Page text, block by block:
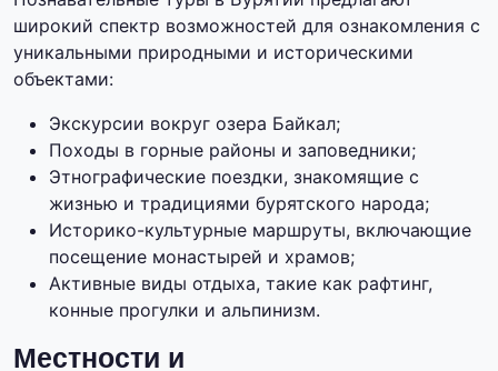
широкий спектр возможностей для ознакомления с
уникальными природными и историческими
объектами:
Экскурсии вокруг озера Байкал;
Походы в горные районы и заповедники;
Этнографические поездки, знакомящие с
жизнью и традициями бурятского народа;
Историко-культурные маршруты, включающие
посещение монастырей и храмов;
Активные виды отдыха, такие как рафтинг,
конные прогулки и альпинизм.
Местности и